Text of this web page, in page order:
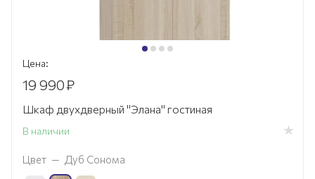
Цена:
19 990₽
Шкаф двухдверный "Элана" гостиная
В наличии
Цвет — Дуб Сонома